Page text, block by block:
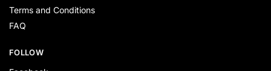
Terms and Conditions
FAQ
FOLLOW